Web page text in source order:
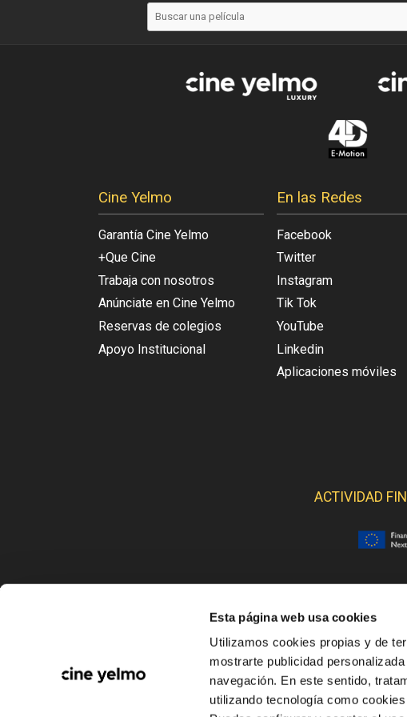
Esta página web usa cookies
Utilizamos cookies propias y de
mostrarte publicidad
navegación. En este sentido,
utilizando tecnología como
Cine Yelmo
Garantía Cine Yelmo
+Que Cine
Trabaja con nosotros
Anúnciate en Cine Yelmo
Reservas de colegios
Apoyo Institucional
En las Redes
Facebook
Twitter
Instagram
Tik Tok
YouTube
Linkedin
Aplicaciones móviles
ACTIVIDAD
CINE